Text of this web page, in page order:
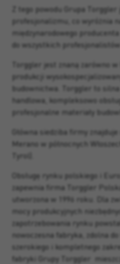
Z tego powodu Grupa
profesjonalizmu, co wyróżnia
międzynarodowego
do wszystkich
Torggler jest znaną zarówno
produkcji
budownictwa. Torggler to
handlowa, kompleksowo
profesjonalne materiały
Główna siedziba firmy
Merano w północnych
Tyrol).
Obsługę rynku polskiego i
zapewnia firma Torggler
utworzona w 1996 roku. Dla
mocy produkcyjnych
zapotrzebowania rynku
nowoczesna fabryka, zdolna
szerokiego i kompletnego
fabryki Grupy Torggler